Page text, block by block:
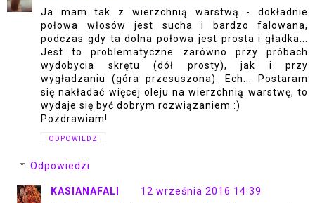
Ja mam tak z wierzchnią warstwą - dokładnie
połowa włosów jest sucha i bardzo falowana,
podczas gdy ta dolna połowa jest prosta i gładka...
Jest to problematyczne zarówno przy próbach
wydobycia skrętu (dół prosty), jak i przy
wygładzaniu (góra przesuszona). Ech... Postaram
się nakładać więcej oleju na wierzchnią warstwę, to
wydaje się być dobrym rozwiązaniem :)
Pozdrawiam!
ODPOWIEDZ
Odpowiedzi
KASIANAFALI
12 września 2016 14:39